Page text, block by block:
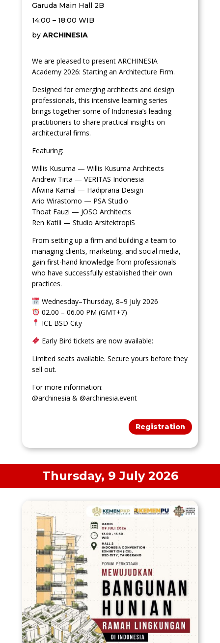
Garuda Main Hall 2B
14:00 – 18:00 WIB
byARCHINESIA
We are pleased to present ARCHINESIA
Academy 2026: Starting an Architecture Firm.
Designed for emerging architects and design
professionals, this intensive learning series
brings together some of Indonesia’s leading
practitioners to share practical insights on
architectural firms.
Featuring:
Willis Kusuma — Willis Kusuma Architects
Andrew Tirta — VERITAS Indonesia
Afwina Kamal — Hadiprana Design
Ario Wirastomo — PSA Studio
Thoat Fauzi — JOSO Architects
Ren Katili — Studio ArsitektropiS
From setting up a firm and building a team to
managing clients, marketing, and social media,
gain first-hand knowledge from professionals
who have successfully established their own
practices.
Wednesday–Thursday, 8–9 July 2026
02.00 – 06.00 PM (GMT+7)
ICE BSD City
Early Bird tickets are now available:
Limited seats available. Secure yours before they
sell out.
For more information:
@archinesia & @archinesia.event
Registration
Thursday, 9 July 2026